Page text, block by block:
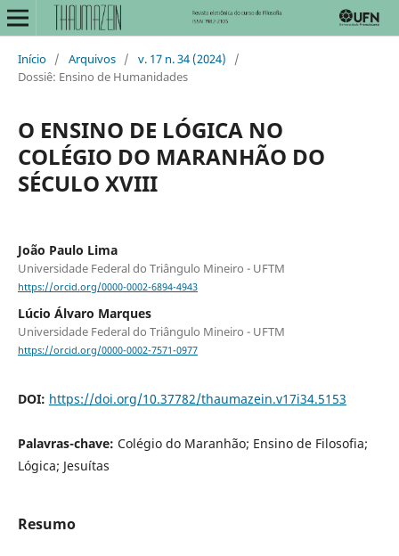
Início / Arquivos / v. 17 n. 34 (2024)
/
Dossiê: Ensino de Humanidades
O ENSINO DE LÓGICA NO
COLÉGIO DO MARANHÃO DO
SÉCULO XVIII
João Paulo Lima
Universidade Federal do Triângulo Mineiro - UFTM
https://orcid.org/0000-0002-6894-4943
Lúcio Álvaro Marques
Universidade Federal do Triângulo Mineiro - UFTM
https://orcid.org/0000-0002-7571-0977
DOI: https://doi.org/10.37782/thaumazein.v17i34.5153
Palavras-chave: Colégio do Maranhão; Ensino de Filosofia;
Lógica; Jesuítas
Resumo